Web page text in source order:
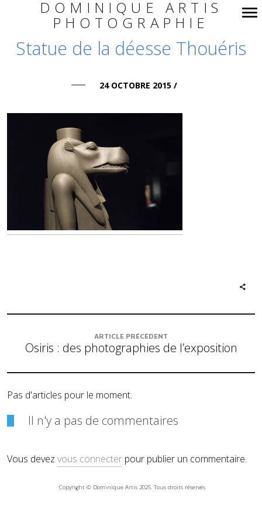
Navigation
principale
DOMINIQUE ARTIS
PHOTOGRAPHIE
Statue de la déesse Thouéris
24 OCTOBRE 2015/
ARTICLE PRÉCÉDENT
Osiris : des photographies de l’exposition
Pas d'articles pour le moment.
Il n'y a pas de commentaires
Vous devez vous connecter pour publier un commentaire.
Copyright © Dominique Artis 2025. Tous droits réservés